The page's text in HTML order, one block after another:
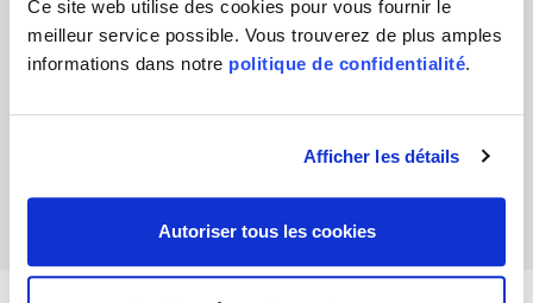
Ce site web utilise des cookies pour vous fournir le
meilleur service possible. Vous trouverez de plus amples
informations dans notre politique de confidentialité.
Afficher les détails
Autoriser tous les cookies
Peter Böckli